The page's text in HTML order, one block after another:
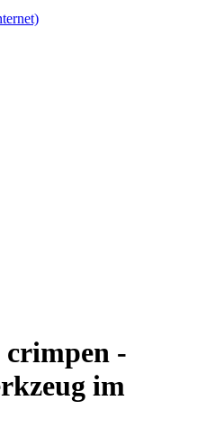
-
im